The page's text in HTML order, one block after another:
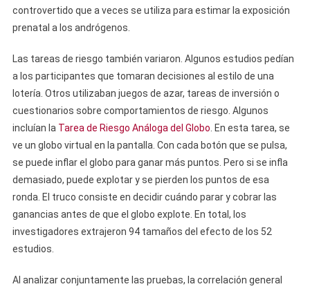
controvertido que a veces se utiliza para estimar la exposición
prenatal a los andrógenos.
Las tareas de riesgo también variaron. Algunos estudios pedían
a los participantes que tomaran decisiones al estilo de una
lotería. Otros utilizaban juegos de azar, tareas de inversión o
cuestionarios sobre comportamientos de riesgo. Algunos
incluían la Tarea de Riesgo Análoga del Globo . En esta tarea, se
ve un globo virtual en la pantalla. Con cada botón que se pulsa,
se puede inflar el globo para ganar más puntos. Pero si se infla
demasiado, puede explotar y se pierden los puntos de esa
ronda. El truco consiste en decidir cuándo parar y cobrar las
ganancias antes de que el globo explote. En total, los
investigadores extrajeron 94 tamaños del efecto de los 52
estudios.
Al analizar conjuntamente las pruebas, la correlación general